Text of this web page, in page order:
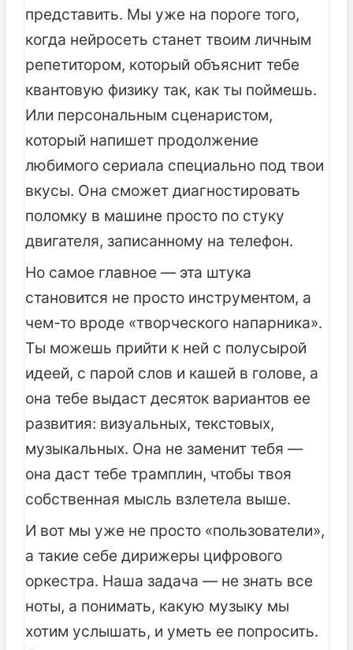
представить. Мы уже на пороге того,
когда нейросеть станет твоим личным
репетитором, который объяснит тебе
квантовую физику так, как ты поймешь.
Или персональным сценаристом,
который напишет продолжение
любимого сериала специально под твои
вкусы. Она сможет диагностировать
поломку в машине просто по стуку
двигателя, записанному на телефон.
Но самое главное — эта штука
становится не просто инструментом, а
чем-то вроде «творческого напарника».
Ты можешь прийти к ней с полусырой
идеей, с парой слов и кашей в голове, а
она тебе выдаст десяток вариантов ее
развития: визуальных, текстовых,
музыкальных. Она не заменит тебя —
она даст тебе трамплин, чтобы твоя
собственная мысль взлетела выше.
И вот мы уже не просто «пользователи»,
а такие себе дирижеры цифрового
оркестра. Наша задача — не знать все
ноты, а понимать, какую музыку мы
хотим услышать, и уметь ее попросить.